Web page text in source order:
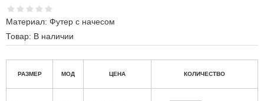
Материал: Футер с начесом
Товар: В наличии
РАЗМЕР МОД ЦЕНА КОЛИЧЕСТВО